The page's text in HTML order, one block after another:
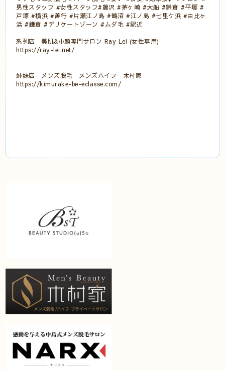
男性スタッフ #女性スタッフ#藤沢 #茅ヶ崎 #大船 #鎌倉 #平塚 #
戸塚 #横浜 #善行 #片瀬江ノ島 #鵠沼 #江ノ島 #七里ケ浜 #由比ヶ
浜 #鎌倉 #デリケートゾーン #ムダ毛 #駅近
系列店 美肌&小顔専門サロン Ray Lei (女性専用)
https://ray-lei.net/
姉妹店 メンズ脱毛 メンズハイフ 木村家
https://kimurake-be-eclasse.com/